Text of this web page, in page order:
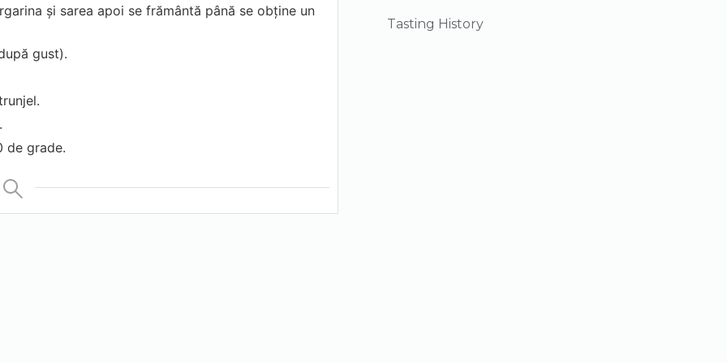
și sarea apoi se frământă până se obține un
gust).
de grade.
Tasting History